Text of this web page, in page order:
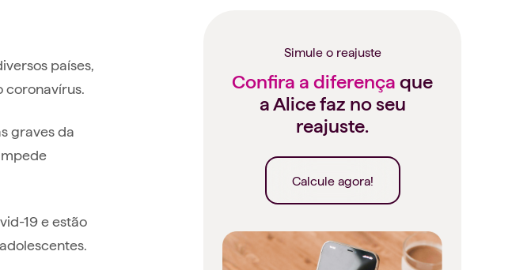
países,
coronavírus.
graves da
19 e estão
Simule o reajuste
Confira a diferença que
a Alice faz no seu
reajuste.
Calcule agora!